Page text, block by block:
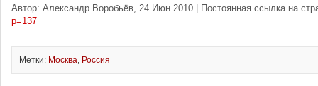
Автор: Александр Воробьёв, 24 Июн 2010 | Постоянная ссылка на
p=137
Метки: Москва, Россия